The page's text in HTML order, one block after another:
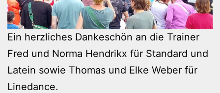
Ein herzliches Dankeschön an die Trainer
Fred und Norma Hendrikx für Standard und
Latein sowie Thomas und Elke Weber für
Linedance.